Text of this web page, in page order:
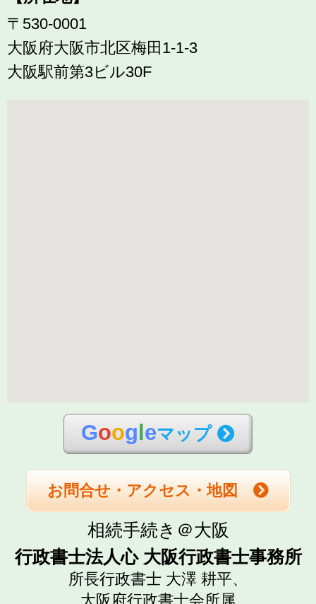
〒530-0001
大阪府大阪市北区梅田1-1-3
大阪駅前第3ビル30F
Goog eマップ
お問合せ・アクセス・地図
相続手続き＠大阪
行政書士法人心 大阪行政書士事務所
所長行政書士 大澤 耕平、
大阪府行政書士会所属